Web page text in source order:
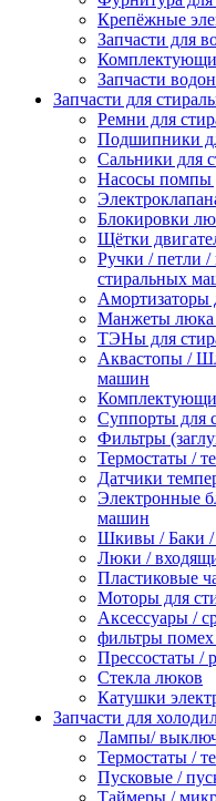
Крепёжные
Запчасти для
Запчасти
Запчасти для
Ремни для
Подшипники
Сальники для
Насосы помпы
Блокировки
Щётки
Ручки / петли
стиральных
Амортизаторы
Манжеты люка
ТЭНы для
Аквастопы /
машин
Суппорты для
Фильтры
Термостаты /
Датчики
Электронные
машин
Шкивы / Баки /
Люки /
Пластиковые
Моторы для
Аксессуары /
фильтры помех
Прессостаты /
Стекла люков
Катушки
Запчасти для
Лампы/
Термостаты /
Пусковые /